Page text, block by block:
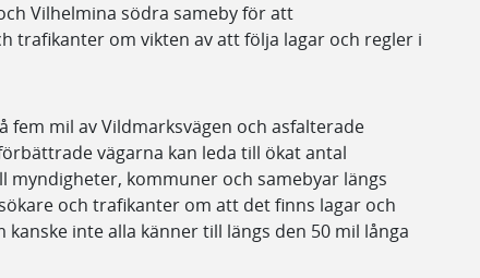
Vilhelmina södra sameby för att
trafikanter om vikten av att följa lagar och regler i
fem mil av Vildmarksvägen och asfalterade
vägarna kan leda till ökat antal
myndigheter, kommuner och samebyar längs
och trafikanter om att det finns lagar och
inte alla känner till längs den 50 mil långa